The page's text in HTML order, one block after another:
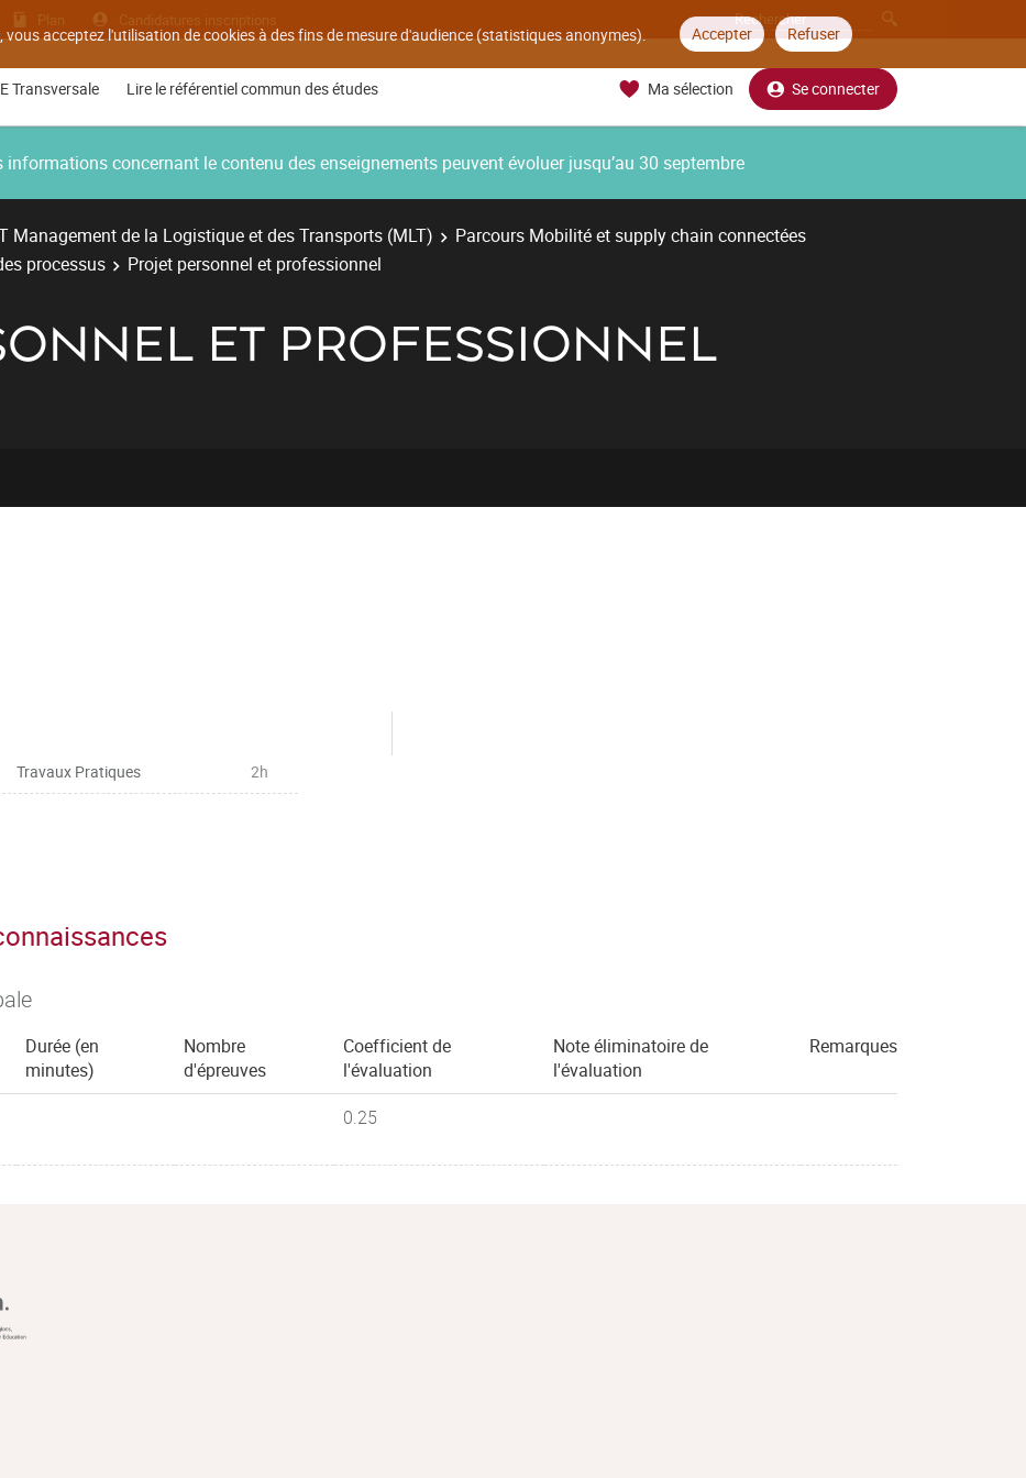
acceptez l'utilisation de cookies à des fins de mesure d'audience (statistiques anonymes). Accepter Refuser
Plan Candidatures inscriptions
Transversale Lire le référentiel commun des études Ma sélection Se connecter
concernant le contenu des enseignements peuvent évoluer jusqu’au 30 septembre
Management de la Logistique et des Transports (MLT)
Parcours Mobilité et supply chain connectées
processus
Projet personnel et professionnel
ET PROFESSIONNEL
Travaux Pratiques 2h
Durée (en
minutes)
Nombre
d'épreuves
Coefficient de
l'évaluation
Note éliminatoire de
l'évaluation
Remarques
0.25